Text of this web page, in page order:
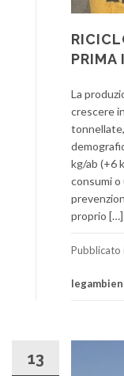
PRIMA
La
crescere
kg/ab (+6
consumi
proprio […]
Pubblicato
13